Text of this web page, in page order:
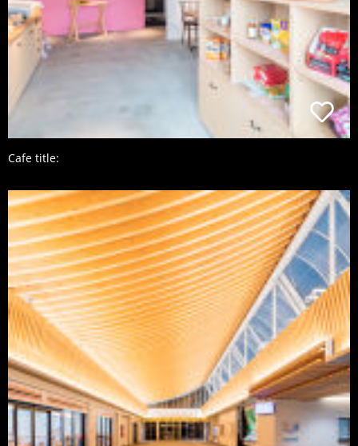
Cafe title: